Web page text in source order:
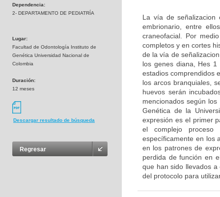
Dependencia:
2- DEPARTAMENTO DE PEDIATRÍA
Lugar:
Facultad de Odontología Instituto de
Genética Universidad Nacional de
Colombia
Duración:
12 meses
Descargar resultado de búsqueda
Regresar
La vía de señalizacion
embrionario, entre
craneofacial. Por
completos y en cortes
de la vía de
los genes diana, Hes
estadios comprendidos
los arcos branquiales,
huevos serán
mencionados según
Genética de la
expresión es el primer
el complejo proceso
específicamente en los
en los patrones de
perdida de función en
que han sido llevados
del protocolo para